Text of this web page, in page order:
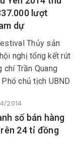
lượt
dự
Thủy sản
nghị tổng kết rút
Trần Quang
chủ tịch UBND
2014
số bán hàng
24 tỉ đồng